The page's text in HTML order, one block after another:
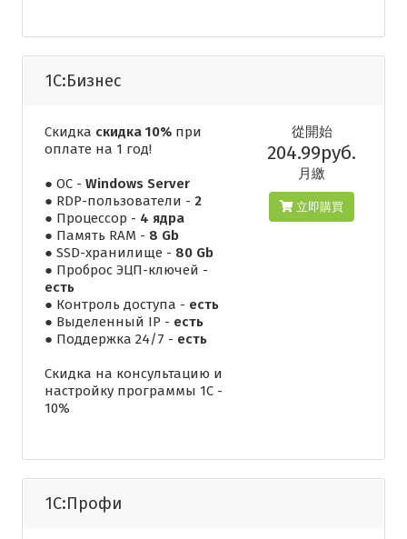
1С:Бизнес
Скидка скидка 10% при
оплате на 1 год!
● ОС - Windows Server
● RDP-пользователи - 2
● Процессор - 4 ядра
● Память RAM - 8 Gb
● SSD-хранилище - 80 Gb
● Проброс ЭЦП-ключей -
есть
● Контроль доступа - есть
● Выделенный IP - есть
● Поддержка 24/7 - есть
Скидка на консультацию и
настройку программы 1С -
10%
從開始
204.99руб.
月繳
立即購買
1С:Профи